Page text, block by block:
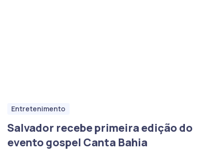
Entretenimento
Salvador recebe primeira edição do
evento gospel Canta Bahia